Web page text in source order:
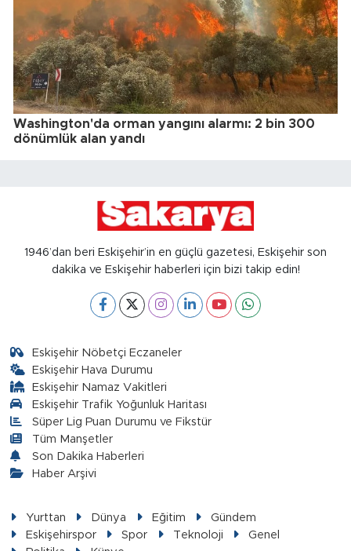
Washington'da orman yangını alarmı: 2 bin 300
dönümlük alan yandı
1946’dan beri Eskişehir’in en güçlü gazetesi, Eskişehir son
dakika ve Eskişehir haberleri için bizi takip edin!
Eskişehir Nöbetçi Eczaneler
Eskişehir Hava Durumu
Eskişehir Namaz Vakitleri
Eskişehir Trafik Yoğunluk Haritası
Süper Lig Puan Durumu ve Fikstür
Tüm Manşetler
Son Dakika Haberleri
Haber Arşivi
Yurttan Dünya Eğitim
Gündem
Eskişehirspor
Spor Teknoloji
Genel